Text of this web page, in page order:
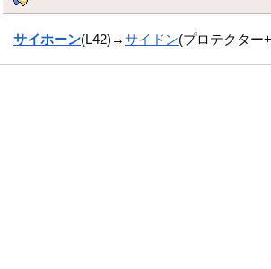
サイホーン(L42)→サイドン(プロテクター